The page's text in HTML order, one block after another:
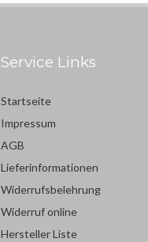
Service Links
Startseite
Impressum
AGB
Lieferinformationen
Widerrufsbelehrung
Widerruf online
Hersteller Liste